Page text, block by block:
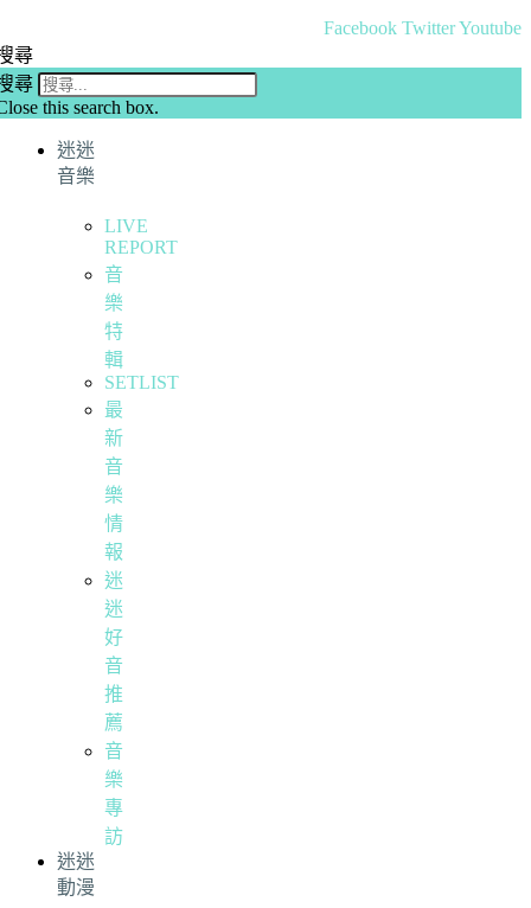
Facebook TwitterYoutube
尋
尋
this search box.
迷迷
音樂
LIVE
REPORT
音
樂
特
輯
SETLIST
最
新
音
樂
情
報
迷
迷
好
音
推
薦
音
樂
專
訪
迷迷
動漫